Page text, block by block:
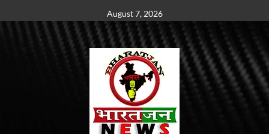
to
August 7, 2026